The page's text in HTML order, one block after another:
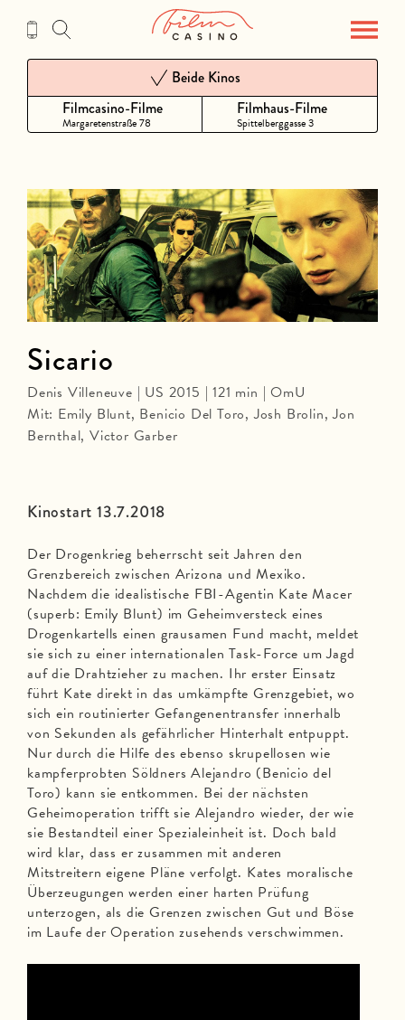
Inhalt
Filmcasino-Filme
Margaretenstraße 78
Beide Kinos
Filmhaus-Filme
Spittelberggasse 3
Kinostart 13.7.2018
Der Drogenkrieg beherrscht seit Jahren den
Grenzbereich zwischen Arizona und Mexiko.
Nachdem die idealistische FBI-Agentin Kate Macer
(superb: Emily Blunt) im Geheimversteck eines
Drogenkartells einen grausamen Fund macht, meldet
sie sich zu einer internationalen Task-Force um Jagd
auf die Drahtzieher zu machen. Ihr erster Einsatz
führt Kate direkt in das umkämpfte Grenzgebiet, wo
sich ein routinierter Gefangenentransfer innerhalb
von Sekunden als gefährlicher Hinterhalt entpuppt.
Nur durch die Hilfe des ebenso skrupellosen wie
kampferprobten Söldners Alejandro (Benicio del
Toro) kann sie entkommen. Bei der nächsten
Geheimoperation trifft sie Alejandro wieder, der wie
sie Bestandteil einer Spezialeinheit ist. Doch bald
wird klar, dass er zusammen mit anderen
Mitstreitern eigene Pläne verfolgt. Kates moralische
Überzeugungen werden einer harten Prüfung
unterzogen, als die Grenzen zwischen Gut und Böse
im Laufe der Operation zusehends verschwimmen.
Sicario
Denis Villeneuve | US 2015 | 121 min | OmU
Mit: Emily Blunt, Benicio Del Toro, Josh Brolin, Jon
Bernthal, Victor Garber